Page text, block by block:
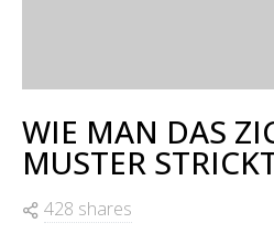
WIE MAN DAS
MUSTER
428 shares